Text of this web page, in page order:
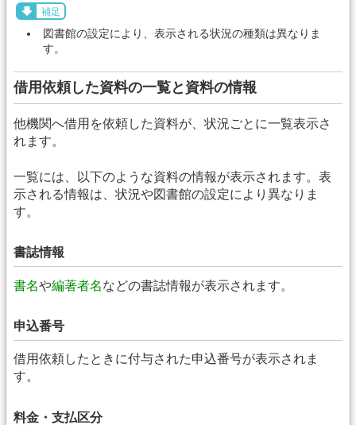
補足
図書館の設定により、表示される状況の種類は異なりま
す。
借用依頼した資料の一覧と資料の情報
他機関へ借用を依頼した資料が、状況ごとに一覧表示さ
れます。
一覧には、以下のような資料の情報が表示されます。表
示される情報は、状況や図書館の設定により異なりま
す。
書誌情報
書名や編著者名などの書誌情報が表示されます。
申込番号
借用依頼したときに付与された申込番号が表示されま
す。
料金・支払区分